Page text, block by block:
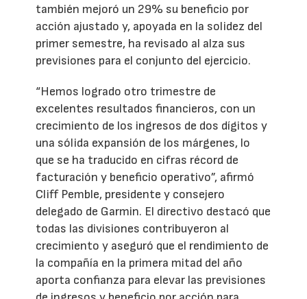
también mejoró un 29% su beneficio por
acción ajustado y, apoyada en la solidez del
primer semestre, ha revisado al alza sus
previsiones para el conjunto del ejercicio.
“Hemos logrado otro trimestre de
excelentes resultados financieros, con un
crecimiento de los ingresos de dos dígitos y
una sólida expansión de los márgenes, lo
que se ha traducido en cifras récord de
facturación y beneficio operativo”, afirmó
Cliff Pemble, presidente y consejero
delegado de Garmin. El directivo destacó que
todas las divisiones contribuyeron al
crecimiento y aseguró que el rendimiento de
la compañía en la primera mitad del año
aporta confianza para elevar las previsiones